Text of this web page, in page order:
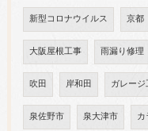
新型コロナウイルス 京都
大阪屋根工事 雨漏り修理
吹田 岸和田 ガレー
泉佐野市 泉大津市